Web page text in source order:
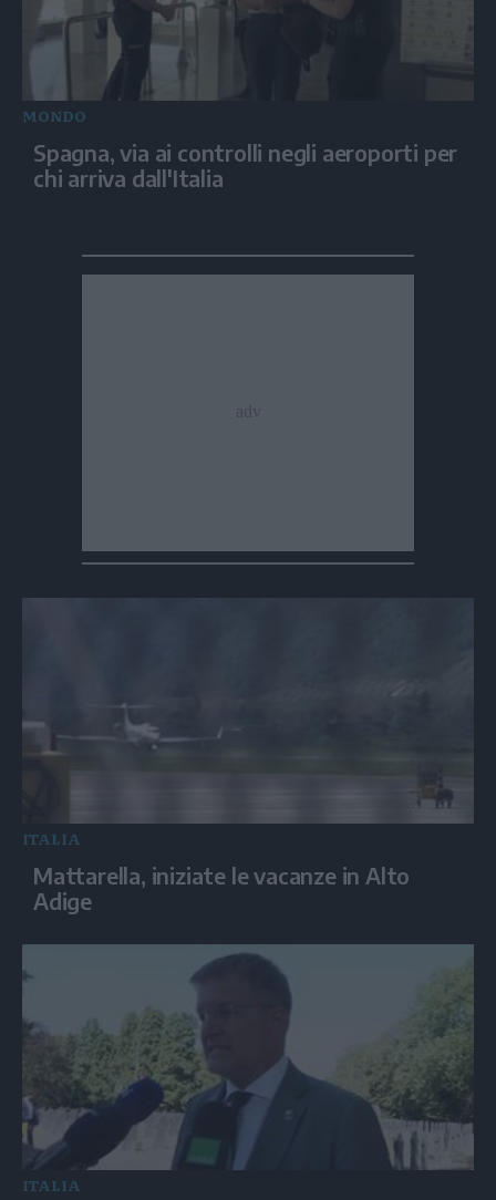
MONDO
Spagna, via ai controlli negli aeroporti per
chi arriva dall'Italia
ITALIA
Mattarella, iniziate le vacanze in Alto
Adige
ITALIA